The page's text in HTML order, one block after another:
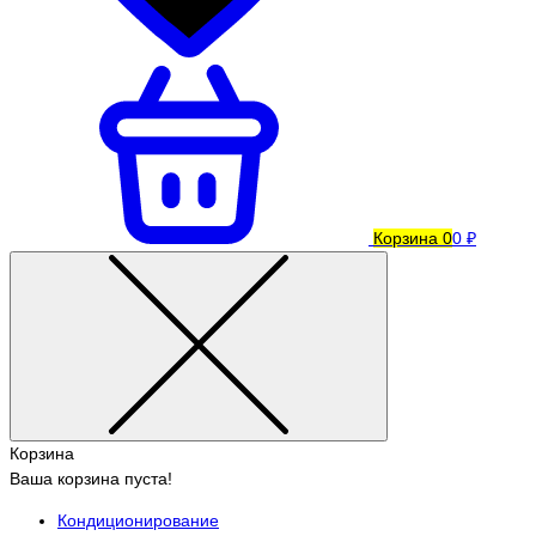
Корзина 00 ₽
Корзина
Ваша корзина пуста!
Кондиционирование